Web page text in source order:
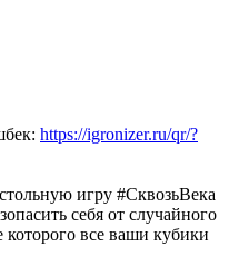
https://igronizer.ru/qr/?
игру #СквозьВека
себя от случайного
которого все ваши кубики